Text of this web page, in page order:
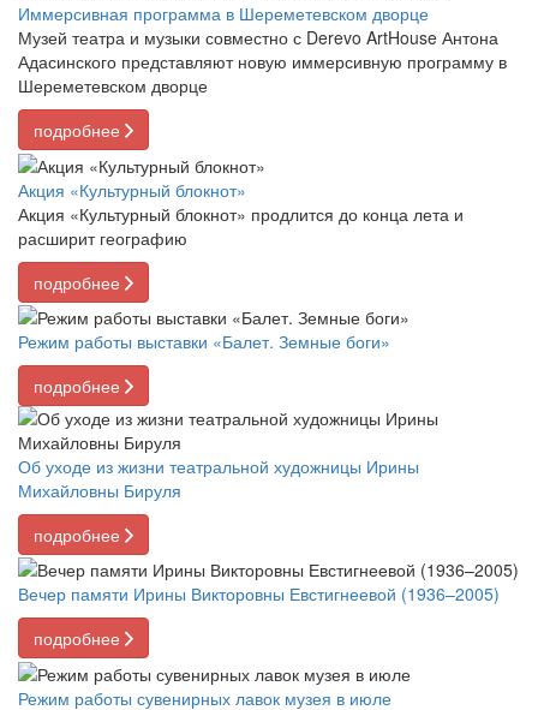
Иммерсивная программа в Шереметевском дворце
Музей театра и музыки совместно с Derevo ArtHouse Антона
Адасинского представляют новую иммерсивную программу в
Шереметевском дворце
подробнее
Акция «Культурный блокнот»
Акция «Культурный блокнот» продлится до конца лета и
расширит географию
подробнее
Режим работы выставки «Балет. Земные боги»
подробнее
Об уходе из жизни театральной художницы Ирины
Михайловны Бируля
подробнее
Вечер памяти Ирины Викторовны Евстигнеевой (1936–2005)
подробнее
Режим работы сувенирных лавок музея в июле